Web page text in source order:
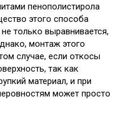
пенополистирола
этого способа
только выравнивается,
монтаж этого
случае, если откосы
так как
материал, и при
может просто